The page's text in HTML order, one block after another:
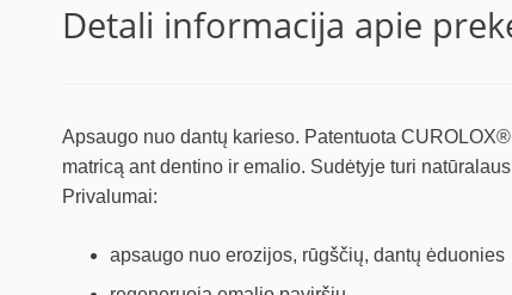
Detali informacija apie
Apsaugo nuo dantų karieso. Patentuota
matricą ant dentino ir emalio. Sudėtyje turi
Privalumai:
apsaugo nuo erozijos, rūgščių, dantų ėduonies